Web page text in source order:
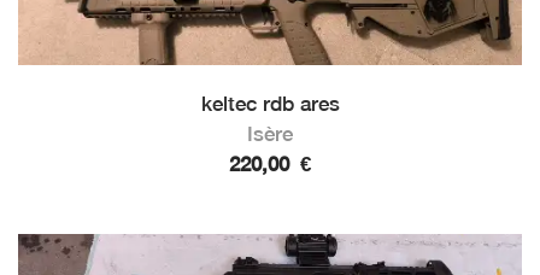
keltec rdb ares
Isère
220,00 €